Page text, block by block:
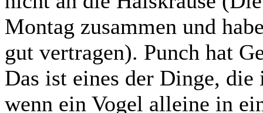
Montag zusammen und
gut vertragen). Punch hat
Das ist eines der Dinge, die
wenn ein Vogel alleine in